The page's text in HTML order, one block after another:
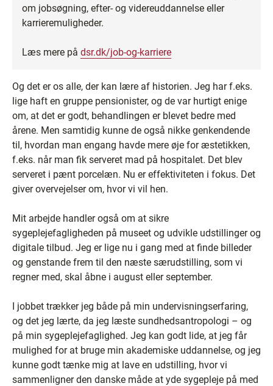
om jobsøgning, efter- og videreuddannelse eller
karrieremuligheder.
Læs mere på dsr.dk/job-og-karriere
Og det er os alle, der kan lære af historien. Jeg har f.eks.
lige haft en gruppe pensionister, og de var hurtigt enige
om, at det er godt, behandlingen er blevet bedre med
årene. Men samtidig kunne de også nikke genkendende
til, hvordan man engang havde mere øje for æstetikken,
f.eks. når man fik serveret mad på hospitalet. Det blev
serveret i pænt porcelæn. Nu er effektiviteten i fokus. Det
giver overvejelser om, hvor vi vil hen.
Mit arbejde handler også om at sikre
sygeplejefagligheden på museet og udvikle udstillinger og
digitale tilbud. Jeg er lige nu i gang med at finde billeder
og genstande frem til den næste særudstilling, som vi
regner med, skal åbne i august eller september.
I jobbet trækker jeg både på min undervisningserfaring,
og det jeg lærte, da jeg læste sundhedsantropologi – og
på min sygeplejefaglighed. Jeg kan godt lide, at jeg får
mulighed for at bruge min akademiske uddannelse, og jeg
kunne godt tænke mig at lave en udstilling, hvor vi
sammenligner den danske måde at yde sygepleje på med